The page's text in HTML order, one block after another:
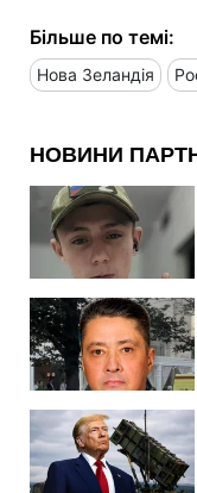
Більше по темі:
Нова Зеландія